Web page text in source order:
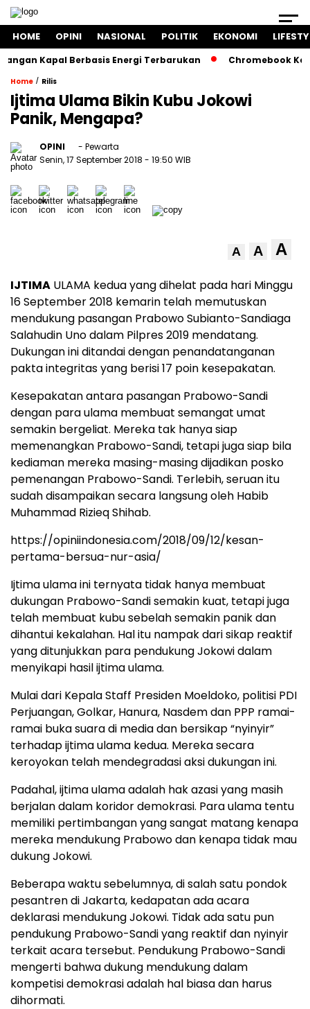
HOME OPINI NASIONAL POLITIK EKONOMI
Kapal Berbasis Energi Terbarukan Chromebook
Home / Rilis
Ijtima Ulama Bikin Kubu Jokowi
Panik, Mengapa?
OPINI
- Pewarta
Senin, 17 September 2018 - 19:50 WIB
A A A
IJTIMA ULAMA kedua yang dihelat pada hari Minggu
16 September 2018 kemarin telah memutuskan
mendukung pasangan Prabowo Subianto-Sandiaga
Salahudin Uno dalam Pilpres 2019 mendatang.
Dukungan ini ditandai dengan penandatanganan
pakta integritas yang berisi 17 poin kesepakatan.
Kesepakatan antara pasangan Prabowo-Sandi
dengan para ulama membuat semangat umat
semakin bergeliat. Mereka tak hanya siap
memenangkan Prabowo-Sandi, tetapi juga siap bila
kediaman mereka masing-masing dijadikan posko
pemenangan Prabowo-Sandi. Terlebih, seruan itu
sudah disampaikan secara langsung oleh Habib
Muhammad Rizieq Shihab.
https://opiniindonesia.com/2018/09/12/kesan-
pertama-bersua-nur-asia/
Ijtima ulama ini ternyata tidak hanya membuat
dukungan Prabowo-Sandi semakin kuat, tetapi juga
telah membuat kubu sebelah semakin panik dan
dihantui kekalahan. Hal itu nampak dari sikap reaktif
yang ditunjukkan para pendukung Jokowi dalam
menyikapi hasil ijtima ulama.
Mulai dari Kepala Staff Presiden Moeldoko, politisi PDI
Perjuangan, Golkar, Hanura, Nasdem dan PPP ramai-
ramai buka suara di media dan bersikap “nyinyir”
terhadap ijtima ulama kedua. Mereka secara
keroyokan telah mendegradasi aksi dukungan ini.
Padahal, ijtima ulama adalah hak azasi yang masih
berjalan dalam koridor demokrasi. Para ulama tentu
memiliki pertimbangan yang sangat matang kenapa
mereka mendukung Prabowo dan kenapa tidak mau
dukung Jokowi.
Beberapa waktu sebelumnya, di salah satu pondok
pesantren di Jakarta, kedapatan ada acara
deklarasi mendukung Jokowi. Tidak ada satu pun
pendukung Prabowo-Sandi yang reaktif dan nyinyir
terkait acara tersebut. Pendukung Prabowo-Sandi
mengerti bahwa dukung mendukung dalam
kompetisi demokrasi adalah hal biasa dan harus
dihormati.